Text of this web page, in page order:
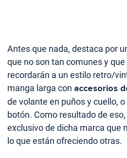
Antes que nada, destaca por
que no son tan comunes y
recordarán a un estilo retro/
manga larga con accesorios
de volante en puños y cuello,
botón. Como resultado de
exclusivo de dicha marca que
lo que están ofreciendo otras.